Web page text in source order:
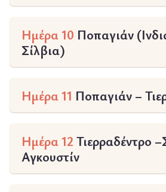
Ημέρα 10 Ποπαγιάν
Σίλβια)
Ημέρα 11 Ποπαγιάν –
Ημέρα 12 Τιερραδέντρο
Αγκουστίν